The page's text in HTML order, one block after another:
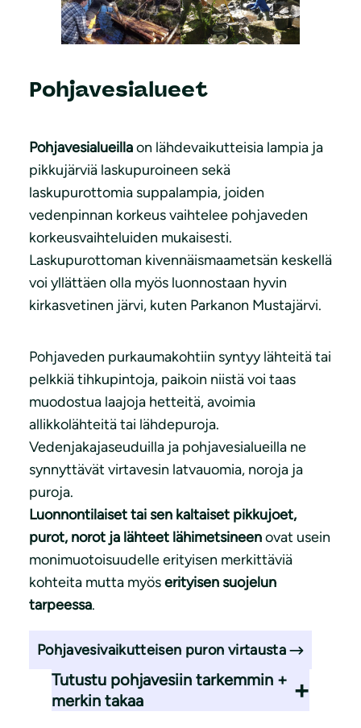
Pohjavesialueet
Pohjavesialueillaon lähdevaikutteisia lampia ja
pikkujärviä laskupuroineen sekä
laskupurottomia suppalampia, joiden
vedenpinnan korkeus vaihtelee pohjaveden
korkeusvaihteluiden mukaisesti.
Laskupurottoman kivennäismaametsän keskellä
voi yllättäen olla myös luonnostaan hyvin
kirkasvetinen järvi, kuten Parkanon Mustajärvi.
Pohjaveden purkaumakohtiin syntyy lähteitä tai
pelkkiä tihkupintoja, paikoin niistä voi taas
muodostua laajoja hetteitä, avoimia
allikkolähteitä tai lähdepuroja.
Vedenjakajaseuduilla ja pohjavesialueilla ne
synnyttävät virtavesin latvauomia, noroja ja
puroja.
Luonnontilaiset tai sen kaltaiset pikkujoet,
purot, norot ja lähteet lähimetsineenovat usein
monimuotoisuudelle erityisen merkittäviä
kohteita mutta myöserityisen suojelun
tarpeessa.
Pohjavesivaikutteisen puron virtausta
Tutustu pohjavesiin tarkemmin +
merkin takaa